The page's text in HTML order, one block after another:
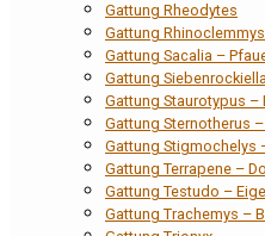
Gattung Rheodytes
Gattung
Gattung Sacalia –
Gattung
Gattung Staurotypus
Gattung Sternotherus
Gattung Stigmochelys
Gattung Terrapene –
Gattung Testudo –
Gattung Trachemys –